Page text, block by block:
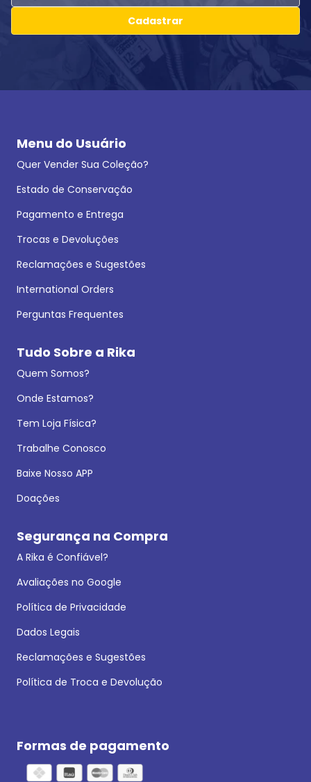
Cadastrar
Menu do Usuário
Quer Vender Sua Coleção?
Estado de Conservação
Pagamento e Entrega
Trocas e Devoluções
Reclamações e Sugestões
International Orders
Perguntas Frequentes
Tudo Sobre a Rika
Quem Somos?
Onde Estamos?
Tem Loja Física?
Trabalhe Conosco
Baixe Nosso APP
Doações
Segurança na Compra
A Rika é Confiável?
Avaliações no Google
Política de Privacidade
Dados Legais
Reclamações e Sugestões
Política de Troca e Devolução
Formas de pagamento